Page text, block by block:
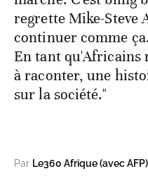
regrette Mike-Steve
continuer comme
En tant qu'Africains
à raconter, une
sur la société."
Par Le360 Afrique (avec AFP)